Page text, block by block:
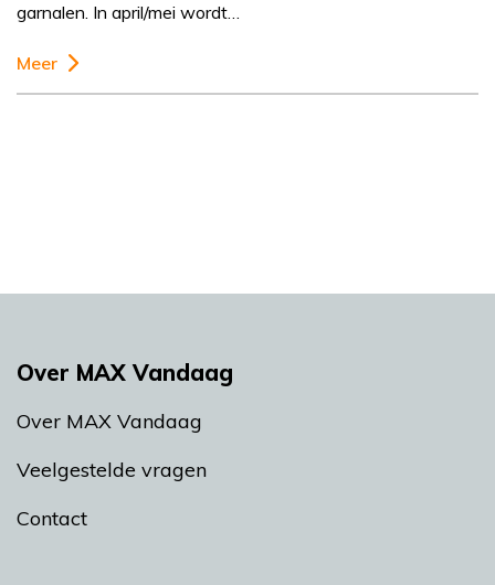
garnalen. In april/mei wordt…
Meer
Over MAX Vandaag
Over MAX Vandaag
Veelgestelde vragen
Contact